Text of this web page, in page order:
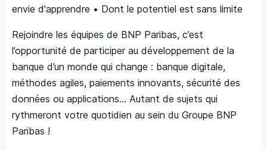
envie d'apprendre • Dont le potentiel est sans limite
Rejoindre les équipes de BNP Paribas, c’est
l’opportunité de participer au développement de la
banque d’un monde qui change : banque digitale,
méthodes agiles, paiements innovants, sécurité des
données ou applications... Autant de sujets qui
rythmeront votre quotidien au sein du Groupe BNP
Paribas !